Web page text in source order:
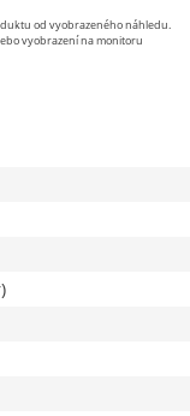
od vyobrazeného náhledu.
vyobrazení na monitoru